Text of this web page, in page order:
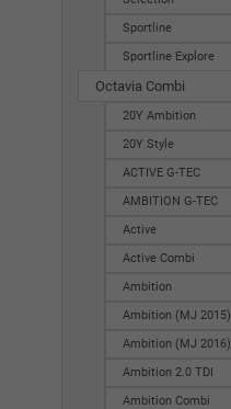
Sportline
Sportline Explore
Octavia Combi
20Y Ambition
20Y Style
ACTIVE G-TEC
AMBITION G-TEC
Active
Active Combi
Ambition
Ambition (MJ 2015)
Ambition (MJ 2016)
Ambition 2.0 TDI
Ambition Combi